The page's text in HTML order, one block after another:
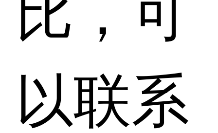
以联系